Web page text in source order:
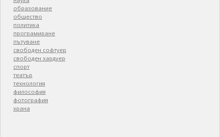
образование
общество
политика
програмиране
пътуване
свободен софтуер
свободен хардуер
спорт
театър
технология
философия
фотография
храна